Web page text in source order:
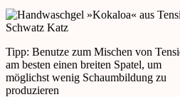
Tipp: Benutze zum Mischen von
am besten einen breiten Spatel, um
möglichst wenig Schaumbildung zu
produzieren